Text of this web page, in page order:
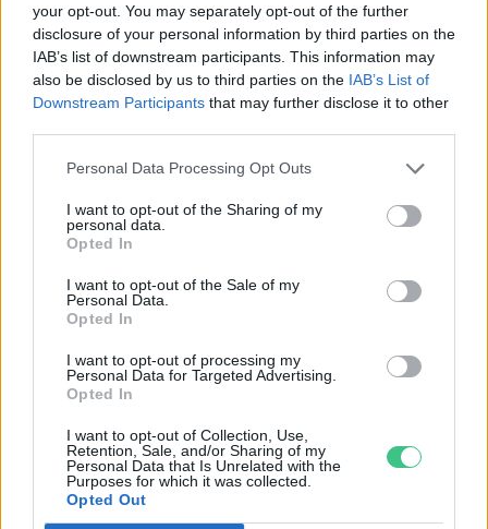
your opt-out. You may separately opt-out of the further
disclosure of your personal information by third parties on the
IAB’s list of downstream participants. This information may
also be disclosed by us to third parties on the IAB’s List of
Downstream Participants that may further disclose it to other
Personal Data Processing Opt Outs
I want to opt-out of the Sharing of my
personal data.
Opted In
I want to opt-out of the Sale of my
Personal Data.
Opted In
I want to opt-out of processing my
Personal Data for Targeted Advertising.
Opted In
I want to opt-out of Collection, Use,
Retention, Sale, and/or Sharing of my
Personal Data that Is Unrelated with the
Purposes for which it was collected.
Opted Out
ÉLŐ BOLYGÓNK
Szedd magad őszibarack: itt vannak
a legjobb lelőhelyek!
Négy éven belül valósággá válhatnak az
elektromos repülőjáratok Európában